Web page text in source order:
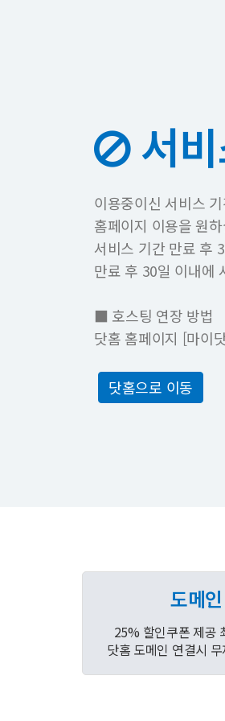
서비
이용중이신 서비스
홈페이지 이용을 원
서비스 기간 만료 후
만료 후 30일 이내에
■ 호스팅 연장 방법
닷홈 홈페이지 [마이
닷홈으로 이동
도메인
25% 할인쿠폰 제공
닷홈 도메인 연결시